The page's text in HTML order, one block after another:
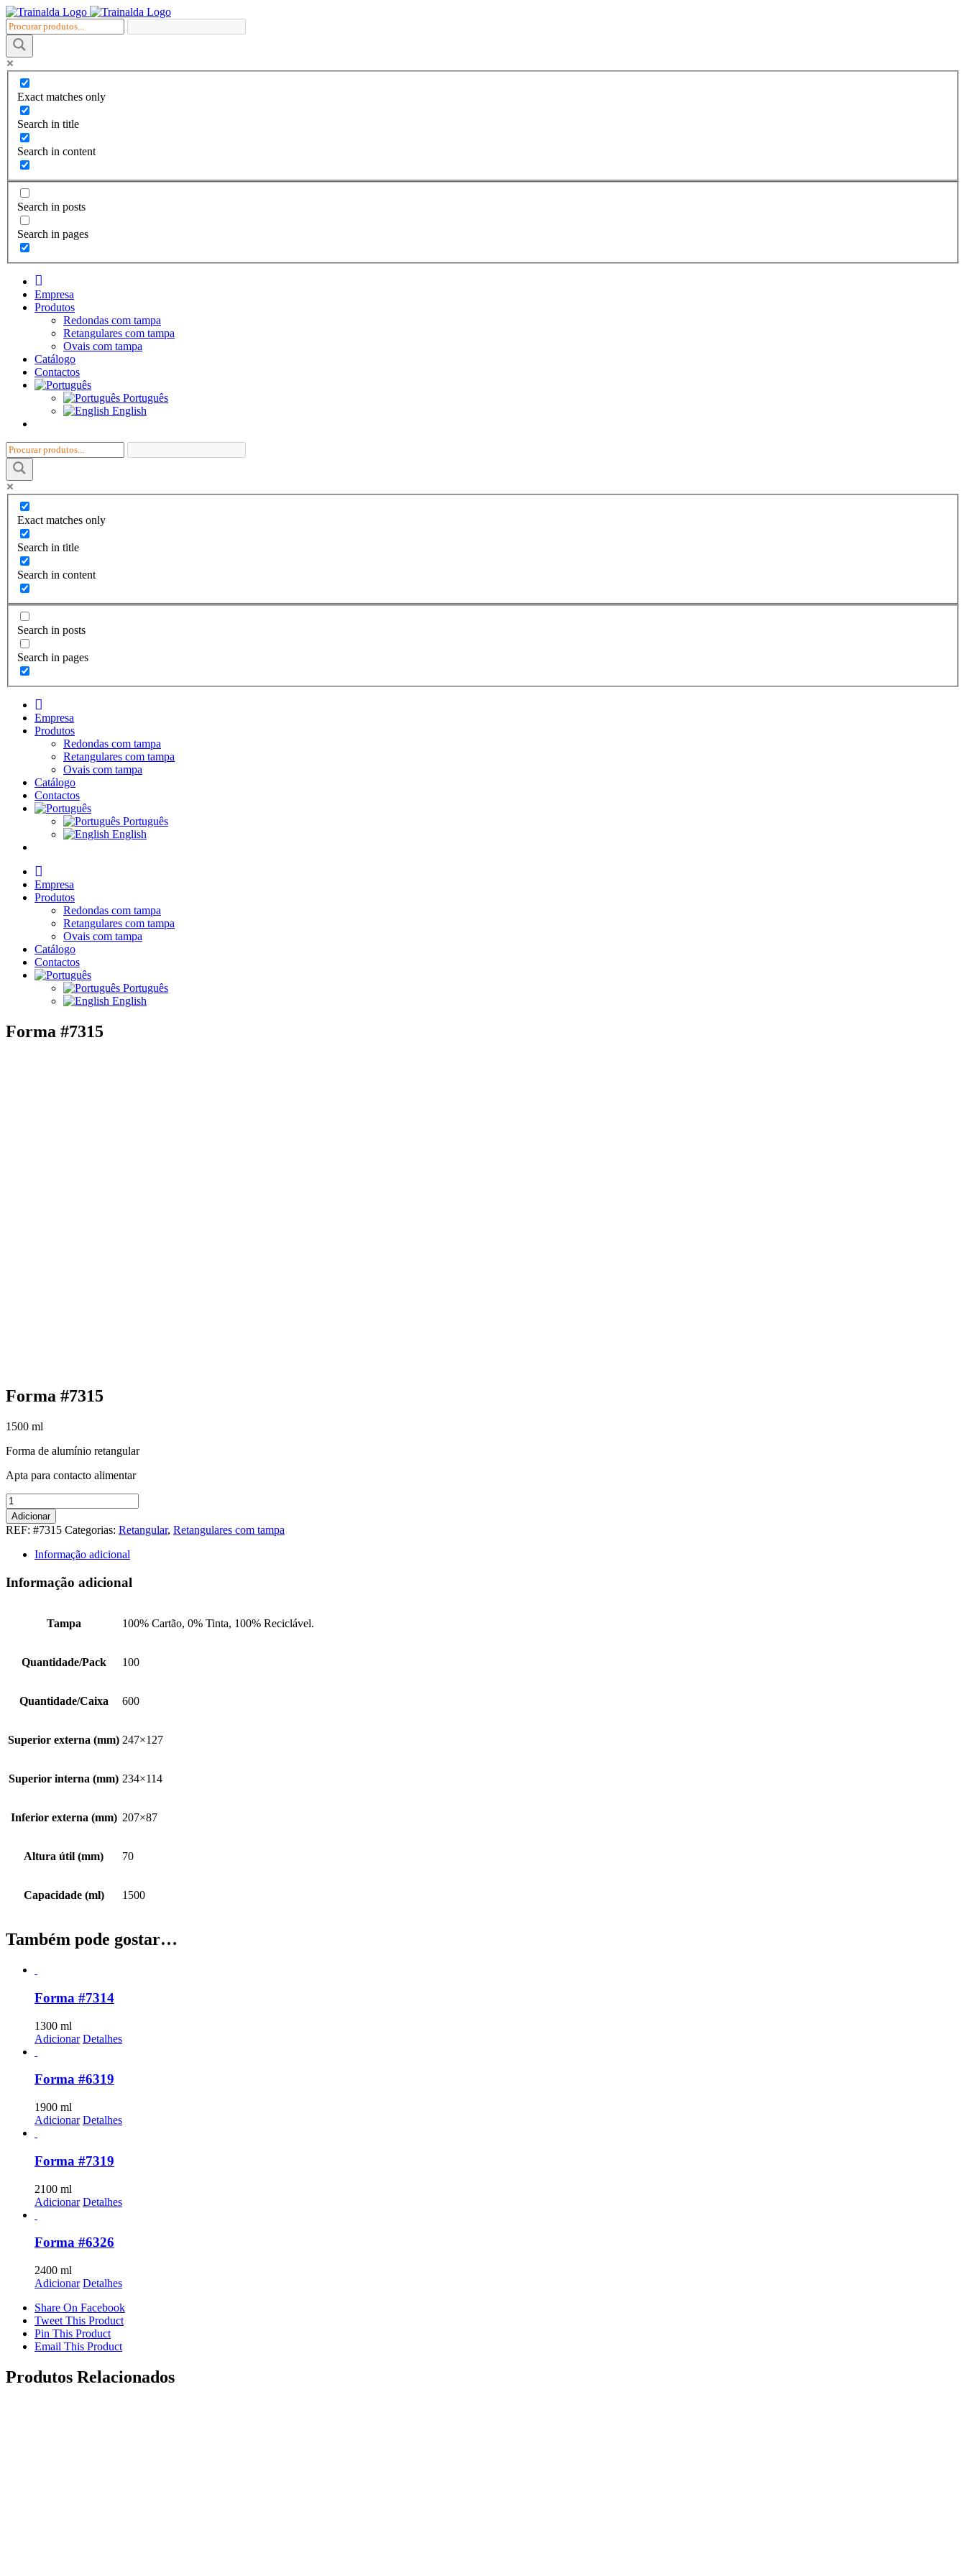
Skip
to
content
Exact matches only
Search in title
Search in content
Search in posts
Search in pages
n
i
Empresa
Produtos
Redondas com tampa
Retangulares com tampa
Ovais com tampa
Catálogo
Contactos
Português
English
Exact matches only
Search in title
Search in content
Search in posts
Search in pages
n
i
Empresa
Produtos
Redondas com tampa
Retangulares com tampa
Ovais com tampa
Catálogo
Contactos
Português
English
n
i
Empresa
Produtos
Redondas com tampa
Retangulares com tampa
Ovais com tampa
Catálogo
Contactos
Português
English
Forma #7315
Forma #7315
1500 ml
Forma de alumínio retangular
Apta para contacto alimentar
Quantidade
de
Forma
#7315
Adicionar
REF: #7315 Categorias: Retangular, Retangulares com tampa
Informação adicional
Informação adicional
Tampa 100% Cartão, 0% Tinta, 100% Reciclável.
Quantidade/Pack 100
Quantidade/Caixa 600
Superior externa (mm) 247×127
Superior interna (mm) 234×114
Inferior externa (mm) 207×87
Altura útil (mm) 70
Capacidade (ml) 1500
Também pode gostar…
Forma #7314
1300 ml
Adicionar Detalhes
Forma #6319
1900 ml
Adicionar Detalhes
Forma #7319
2100 ml
Adicionar Detalhes
Forma #6326
2400 ml
Adicionar Detalhes
Share On Facebook
Tweet This Product
Pin This Product
Email This Product
Produtos Relacionados